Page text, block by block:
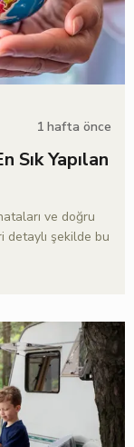
1 hafta önce
Sık Yapılan
ve doğru
detaylı şekilde bu